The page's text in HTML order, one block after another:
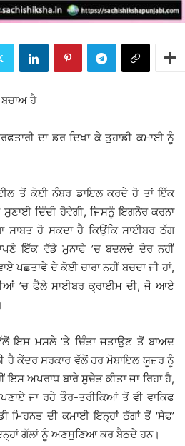
ਬਚਾਅ ਹੈ
ਦਾ ਡਰ ਦਿਖਾ ਕੇ ਤੁਹਾਡੀ ਕਮਾਈ ਨੂੰ
ਤੋਂ ਕੋਈ ਨੰਬਰ ਡਾਇਲ ਕਰਦੇ ਹੋ ਤਾਂ ਇੱਕ
ਸੁਣਾਈ ਦਿੰਦੀ ਹੋਵੇਗੀ, ਜਿਸਨੂੰ ਇਗਨੋਰ ਕਰਨਾ
ਸਾਬਤ ਹੋ ਸਕਦਾ ਹੈ ਕਿਉਂਕਿ ਸਾਈਬਰ ਠੱਗ
ਇੱਕ ਵੱਡੇ ਮੁਨਾਫੇ ’ਚ ਬਦਲਦੇ ਦੇਰ ਨਹੀਂ
ਪਛਤਾਵੇ ਦੇ ਕੋਈ ਚਾਰਾ ਨਹੀਂ ਬਚਦਾ ਜੀ ਹਾਂ,
’ਚ ਫੈਲੇ ਸਾਈਬਰ ਕ੍ਰਾਈਮ ਦੀ, ਜੋ ਆਏ
ਇਸ ਮਸਲੇ ’ਤੇ ਚਿੰਤਾ ਜਤਾਉਣ ਤੋਂ ਬਾਅਦ
ਹੈ ਕੇਂਦਰ ਸਰਕਾਰ ਵੱਲੋਂ ਹਰ ਮੋਬਾਇਲ ਯੂਜ਼ਰ ਨੂੰ
ਇਸ ਅਪਰਾਧ ਬਾਰੇ ਸੁਚੇਤ ਕੀਤਾ ਜਾ ਰਿਹਾ ਹੈ,
ਜਾ ਰਹੇ ਤੌਰ-ਤਰੀਕਿਆਂ ਤੋਂ ਵੀ ਵਾਕਿਫ
ਮਿਹਨਤ ਦੀ ਕਮਾਈ ਇਨ੍ਹਾਂ ਠੱਗਾਂ ਤੋਂ ‘ਸੇਫ’
ਗੱਲਾਂ ਨੂੰ ਅਣਸੁਣਿਆ ਕਰ ਬੈਠਦੇ ਹਨ।